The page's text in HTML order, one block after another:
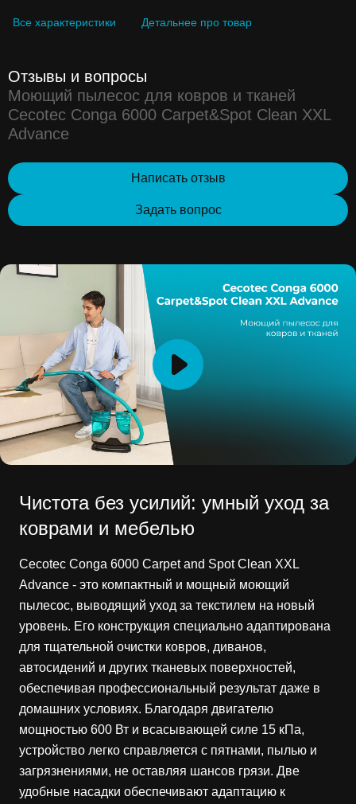
Все характеристики Детальнее про товар
Отзывы и вопросы
Моющий пылесос для ковров и тканей
Cecotec Conga 6000 Carpet&Spot Clean XXL
Advance
Написать отзыв
Задать вопрос
Чистота без усилий: умный уход за
коврами и мебелью
Cecotec Conga 6000 Carpet and Spot Clean XXL
Advance - это компактный и мощный моющий
пылесос, выводящий уход за текстилем на новый
уровень. Его конструкция специально адаптирована
для тщательной очистки ковров, диванов,
автосидений и других тканевых поверхностей,
обеспечивая профессиональный результат даже в
домашних условиях. Благодаря двигателю
мощностью 600 Вт и всасывающей силе 15 кПа,
устройство легко справляется с пятнами, пылью и
загрязнениями, не оставляя шансов грязи. Две
удобные насадки обеспечивают адаптацию к